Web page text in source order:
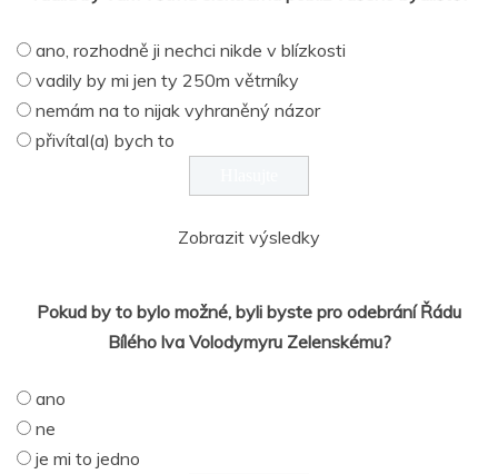
ano, rozhodně ji nechci nikde v blízkosti
vadily by mi jen ty 250m větrníky
nemám na to nijak vyhraněný názor
přivítal(a) bych to
Zobrazit výsledky
Pokud by to bylo možné, byli byste pro odebrání Řádu
Bílého lva Volodymyru Zelenskému?
ano
ne
je mi to jedno